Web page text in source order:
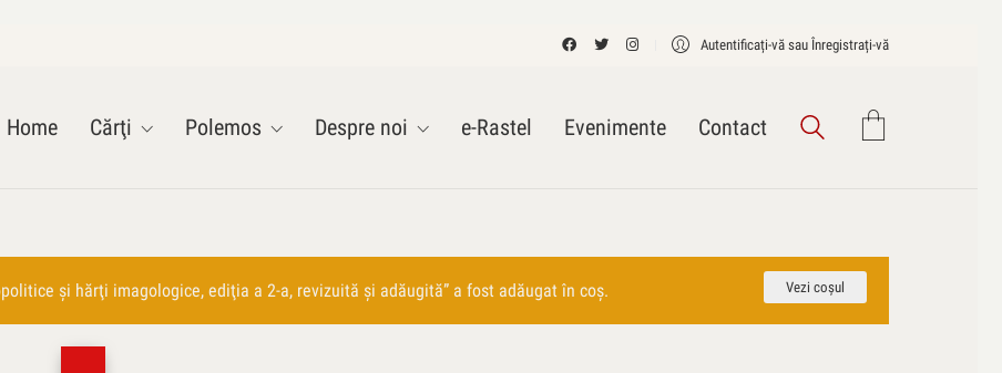
Autentificați-vă sau Înregistrați-vă
Home Cărţi Polemos Despre noi e-Rastel Evenimente Contact
şi hărţi imagologice, ediţia a 2-a, revizuită şi adăugită” a fost adăugat în coș. Vezi coșul